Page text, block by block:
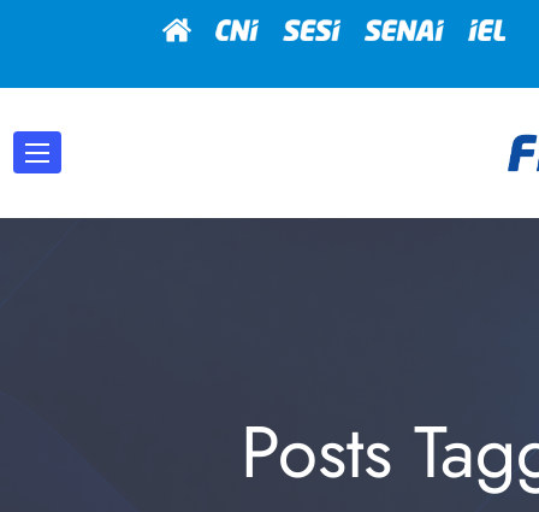
Posts